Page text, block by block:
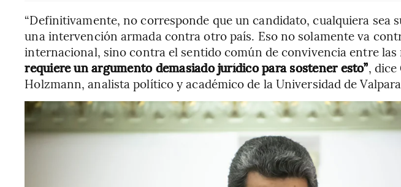
“Definitivamente, no corresponde que un candidato, cualquiera sea
una intervención armada contra otro país. Eso no solamente va
internacional, sino contra el sentido común de convivencia entre las
requiere un argumento demasiado jurídico para sostener esto”,
Holzmann, analista político y académico de la Universidad de